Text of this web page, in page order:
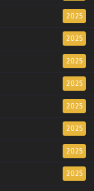
2025
2025
2025
2025
2025
2025
2025
2025